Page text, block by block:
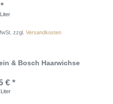
zzgl.Versandkosten
& Bosch Haarwichse
€ *